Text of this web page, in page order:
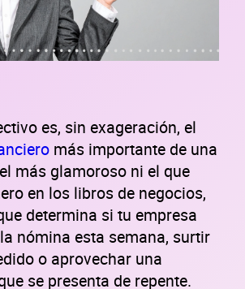
es, sin exageración, el
más importante de una
más glamoroso ni el que
en los libros de negocios,
determina si tu empresa
nómina esta semana, surtir
o aprovechar una
se presenta de repente.